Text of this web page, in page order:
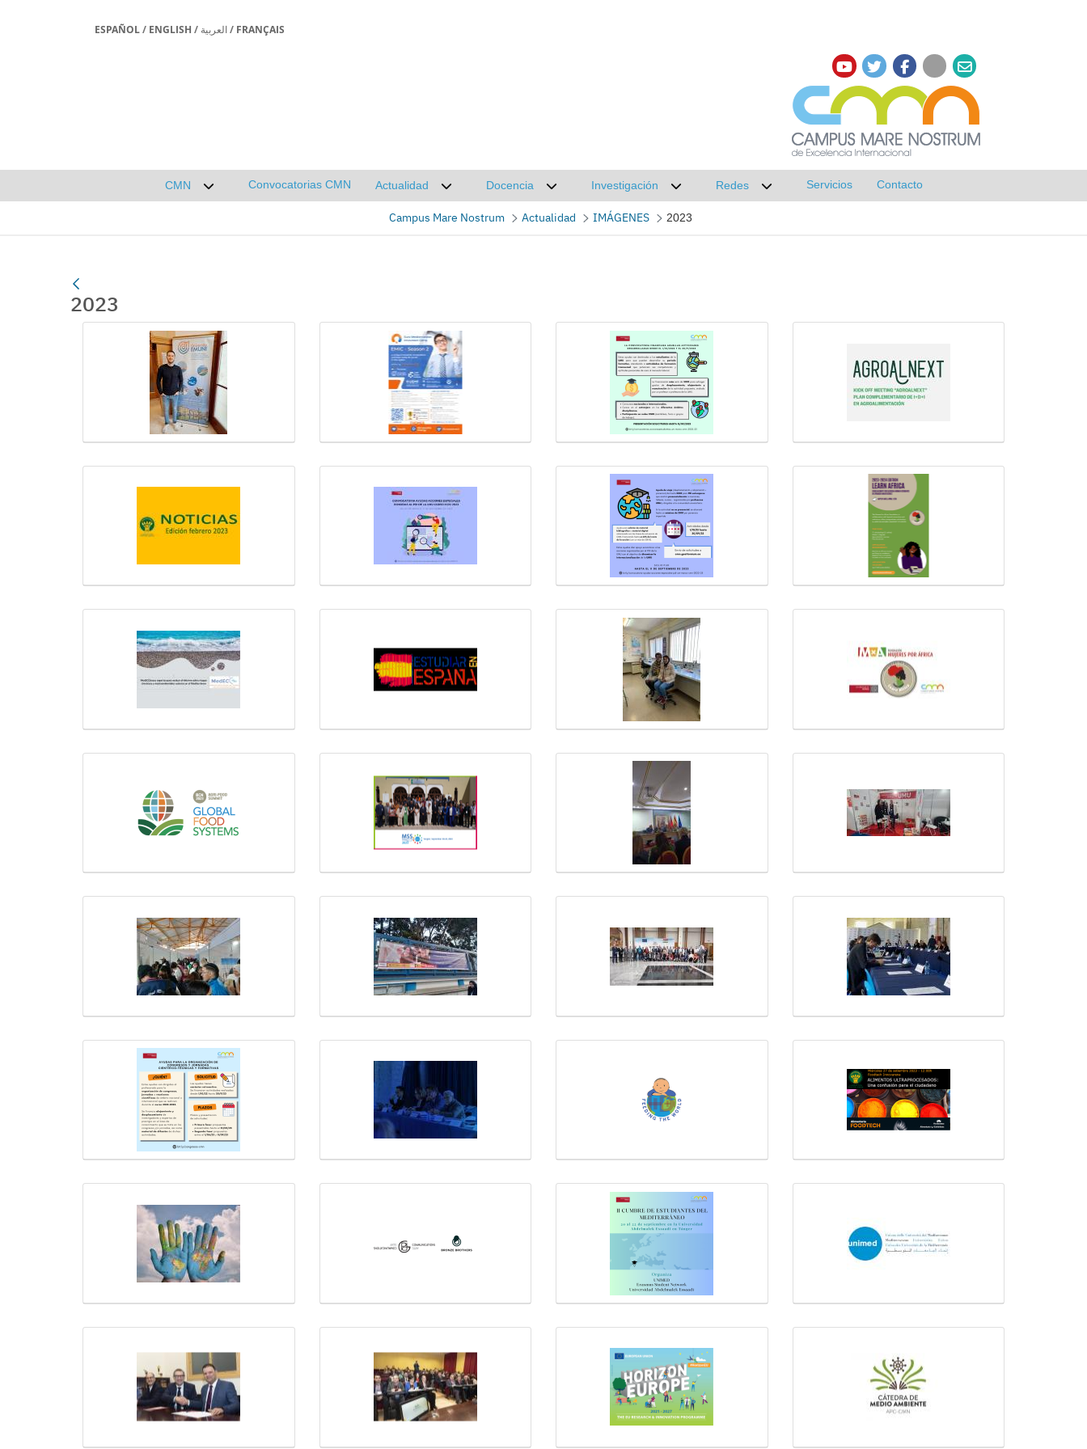
ESPAÑOL/ ENGLISH / العربية/ FRANÇAIS
CMN
Desplegar submenú de CMN
Convocatorias CMN
Actualidad
Desplegar submenú de Actualidad
Docencia
Desplegar submenú de Docencia
Investigación
Desplegar submenú de Investigación
Redes
Desplegar submenú de Redes
Servicios Contacto
Campus Mare Nostrum Actualidad IMÁGENES 2023
2023